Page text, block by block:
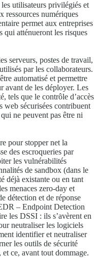
utilisateurs privilégiés et
ressources numériques
permet aux entreprises
qui atténueront les risques
serveurs, postes de travail,
par les collaborateurs.
automatisé et permettre
avant de les déployer. Les
tels que le contrôle d’accès
web sécurisées contribuent
ne peuvent pas être ni
pour stopper net la
des escroqueries par
les vulnérabilités
de sandbox (dans le
déjà existante ou en tant
menaces zero-day et
détection et de réponse
– Endpoint Detection
les DSSI : ils s’avèrent en
neutraliser les logiciels
identifier et neutraliser
les outils de sécurité
ce, avant tout dommage.